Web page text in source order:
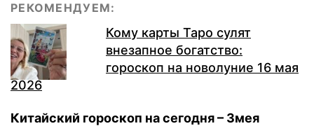
РЕКОМЕНДУЕМ:
Кому карты Таро сулят
внезапное богатство:
гороскоп на новолуние 16 мая
2026
Китайский гороскоп на сегодня – Змея